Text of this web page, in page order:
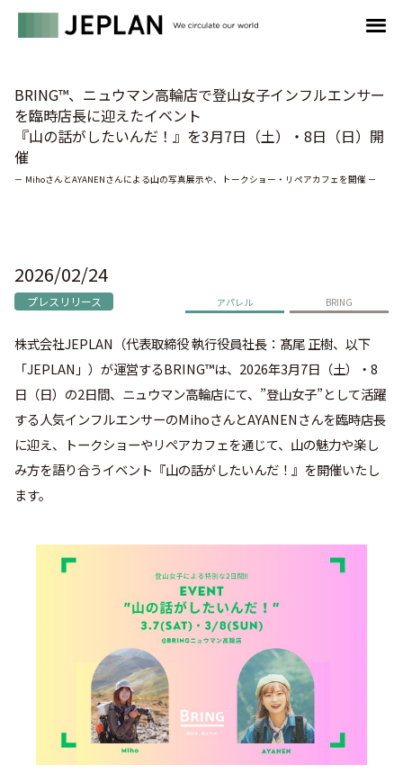
BRING™、ニュウマン高輪店で登山女子インフルエンサー
を臨時店長に迎えたイベント
『山の話がしたいんだ！』を3月7日（土）・8日（日）開
催
－ MihoさんとAYANENさんによる山の写真展示や、トークショー・リペアカフェを開催 －
2026/02/24
プレスリリース アパレル BRING
株式会社JEPLAN（代表取締役 執行役員社長：髙尾 正樹、以下
「JEPLAN」）が運営するBRING™は、2026年3月7日（土）・8
日（日）の2日間、ニュウマン高輪店にて、”登山女子”として活躍
する人気インフルエンサーのMihoさんとAYANENさんを臨時店長
に迎え、トークショーやリペアカフェを通じて、山の魅力や楽し
み方を語り合うイベント『山の話がしたいんだ！』を開催いたし
ます。